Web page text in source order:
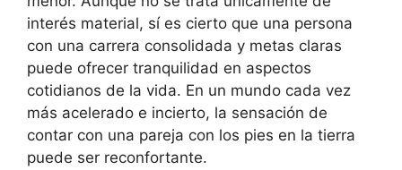
interés material, sí es cierto que una persona
con una carrera consolidada y metas claras
puede ofrecer tranquilidad en aspectos
cotidianos de la vida. En un mundo cada vez
más acelerado e incierto, la sensación de
contar con una pareja con los pies en la tierra
puede ser reconfortante.